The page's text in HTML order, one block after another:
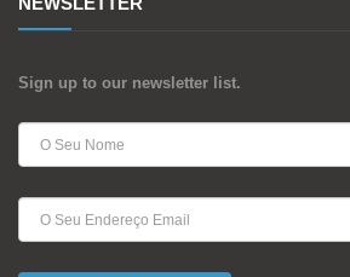
Sign up to our newsletter list.